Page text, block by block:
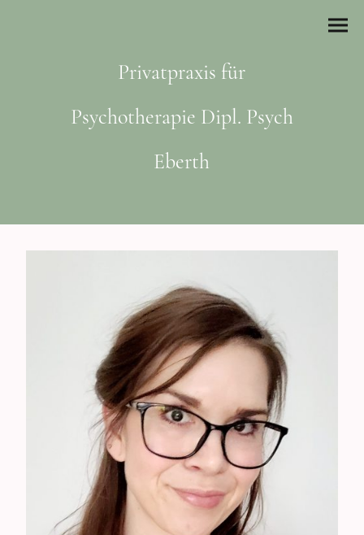
Privatpraxis für
Psychotherapie Dipl. Psych
Eberth